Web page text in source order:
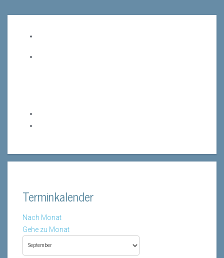
Terminkalender
Nach Monat
Gehe zu Monat